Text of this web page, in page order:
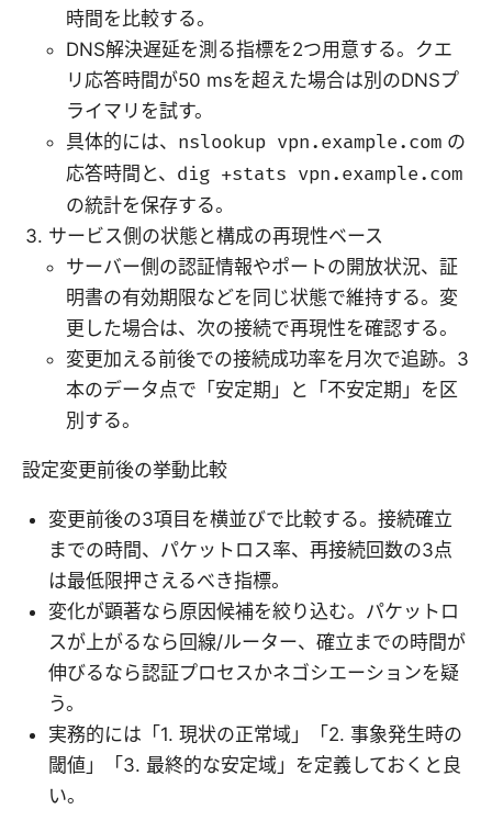
時間を比較する。
DNS解決遅延を測る指標を2つ用意する。クエ
リ応答時間が50 msを超えた場合は別のDNSプ
ライマリを試す。
具体的には、 nslookup vpn.example.com の
応答時間と、 dig +stats vpn.example.com
の統計を保存する。
サービス側の状態と構成の再現性ベース
サーバー側の認証情報やポートの開放状況、証
明書の有効期限などを同じ状態で維持する。変
更した場合は、次の接続で再現性を確認する。
変更加える前後での接続成功率を月次で追跡。3
本のデータ点で「安定期」と「不安定期」を区
別する。
設定変更前後の挙動比較
変更前後の3項目を横並びで比較する。接続確立
までの時間、パケットロス率、再接続回数の3点
は最低限押さえるべき指標。
変化が顕著なら原因候補を絞り込む。パケットロ
スが上がるなら回線/ルーター、確立までの時間が
伸びるなら認証プロセスかネゴシエーションを疑
う。
実務的には「1. 現状の正常域」「2. 事象発生時の
閾値」「3. 最終的な安定域」を定義しておくと良
い。